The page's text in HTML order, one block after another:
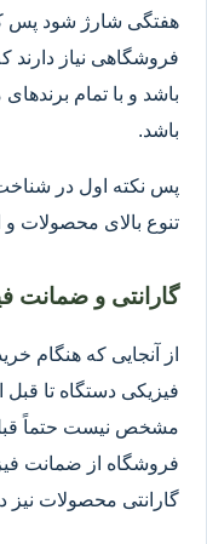
هفتگی شارژ شود پس
فروشگاهی نیاز دارند
باشد و با تمام
باشد.
پس نکته اول در
تنوع بالای محصولات و
گارانتی و ضمانت
از آنجایی که هنگام
فیزیکی دستگاه تا
مشخص نیست حتماً قبل
فروشگاه از ضمانت
گارانتی محصولات نیز